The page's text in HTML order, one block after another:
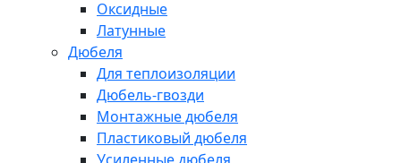
Оксидные
Латунные
Дюбеля
Для теплоизоляции
Дюбель-гвозди
Монтажные дюбеля
Пластиковый дюбеля